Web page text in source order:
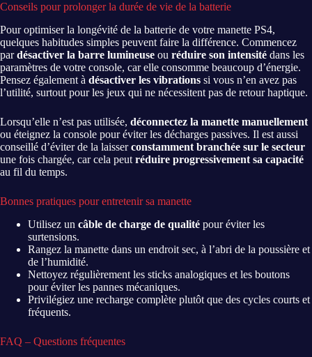
Conseils pour prolonger la durée de vie de la batterie
Pour optimiser la longévité de la batterie de votre manette PS4,
quelques habitudes simples peuvent faire la différence. Commencez
pardésactiver la barre lumineuse ou réduire son intensité dans les
paramètres de votre console, car elle consomme beaucoup d’énergie.
Pensez également à désactiver les vibrations si vous n’en avez pas
l’utilité, surtout pour les jeux qui ne nécessitent pas de retour haptique.
Lorsqu’elle n’est pas utilisée, déconnectez la manette manuellement
ou éteignez la console pour éviter les décharges passives. Il est aussi
conseillé d’éviter de la laisserconstamment branchée sur le secteur
une fois chargée, car cela peut réduire progressivement sa capacité
au fil du temps.
Bonnes pratiques pour entretenir sa manette
Utilisez un câble de charge de qualité pour éviter les
surtensions.
Rangez la manette dans un endroit sec, à l’abri de la poussière et
de l’humidité.
Nettoyez régulièrement les sticks analogiques et les boutons
pour éviter les pannes mécaniques.
Privilégiez une recharge complète plutôt que des cycles courts et
fréquents.
FAQ – Questions fréquentes